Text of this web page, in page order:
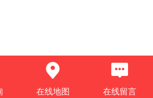
在线地图 在线留言